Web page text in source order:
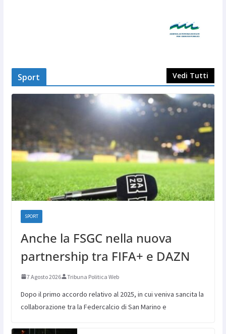
Sport Vedi Tutti
SPORT
Anche la FSGC nella nuova
partnership tra FIFA+ e DAZN
7 Agosto 2026 Tribuna Politica Web
Dopo il primo accordo relativo al 2025, in cui veniva sancita la
collaborazione tra la Federcalcio di San Marino e